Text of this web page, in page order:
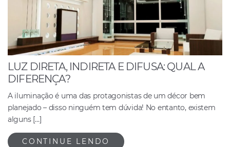
LUZ DIRETA, INDIRETA E DIFUSA: QUAL A
DIFERENÇA?
A iluminação é uma das protagonistas de um décor bem
planejado – disso ninguém tem dúvida! No entanto, existem
alguns […]
CONTINUE LENDO